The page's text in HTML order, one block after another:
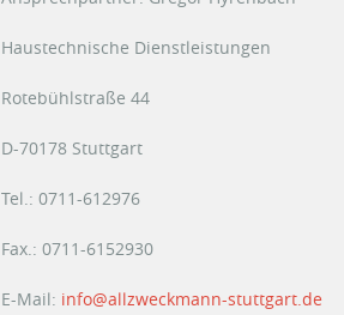
Haustechnische Dienstleistungen
Rotebühlstraße 44
D-70178 Stuttgart
Tel.: 0711-612976
Fax.: 0711-6152930
E-Mail: info@allzweckmann-stuttgart.de